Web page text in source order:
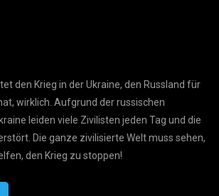
den Krieg in der Ukraine, den Russland für
wirklich. Aufgrund der russischen
leiden viele Zivilisten jeden Tag und die
Die ganze zivilisierte Welt muss sehen,
den Krieg zu stoppen!